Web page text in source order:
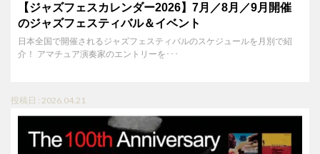
【ジャズフェスカレンダー2026】7月／8月／9月開催
のジャズフェスティバル＆イベント
日本全国で開催されるジャズフェスティバルのスケジュールを月別で紹
介！ アマチュア演奏家のエントリーを･･･
投稿日 : 2026.04.21